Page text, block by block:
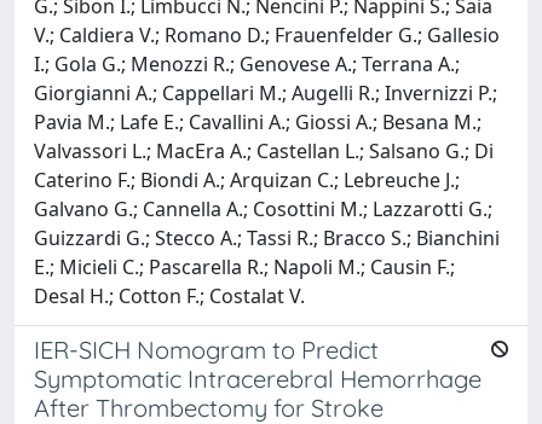
G.; Sibon I.; Limbucci N.; Nencini P.; Nappini S.; Saia
V.; Caldiera V.; Romano D.; Frauenfelder G.; Gallesio
I.; Gola G.; Menozzi R.; Genovese A.; Terrana A.;
Giorgianni A.; Cappellari M.; Augelli R.; Invernizzi P.;
Pavia M.; Lafe E.; Cavallini A.; Giossi A.; Besana M.;
Valvassori L.; MacEra A.; Castellan L.; Salsano G.; Di
Caterino F.; Biondi A.; Arquizan C.; Lebreuche J.;
Galvano G.; Cannella A.; Cosottini M.; Lazzarotti G.;
Guizzardi G.; Stecco A.; Tassi R.; Bracco S.; Bianchini
E.; Micieli C.; Pascarella R.; Napoli M.; Causin F.;
Desal H.; Cotton F.; Costalat V.
IER-SICH Nomogram to Predict
Symptomatic Intracerebral Hemorrhage
After Thrombectomy for Stroke